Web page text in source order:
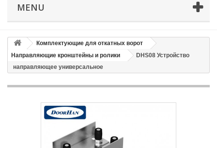
MENU
Комплектующие для откатных ворот
Направляющие кронштейны и ролики
DHS08 Устройство
направляющее универсальное
Способ доставки
Время доставки: стоимость доставки по тарифам СДЭК
Способ оплаты*